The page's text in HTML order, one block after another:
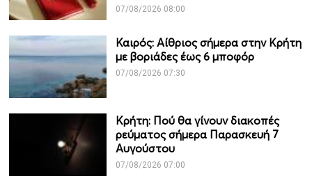
07/08/2026 08:00
Καιρός: Αίθριος σήμερα στην Κρήτη
με βοριάδες έως 6 μποφόρ
07/08/2026 07:30
Κρήτη: Πού θα γίνουν διακοπές
ρεύματος σήμερα Παρασκευή 7
Αυγούστου
07/08/2026 07:00